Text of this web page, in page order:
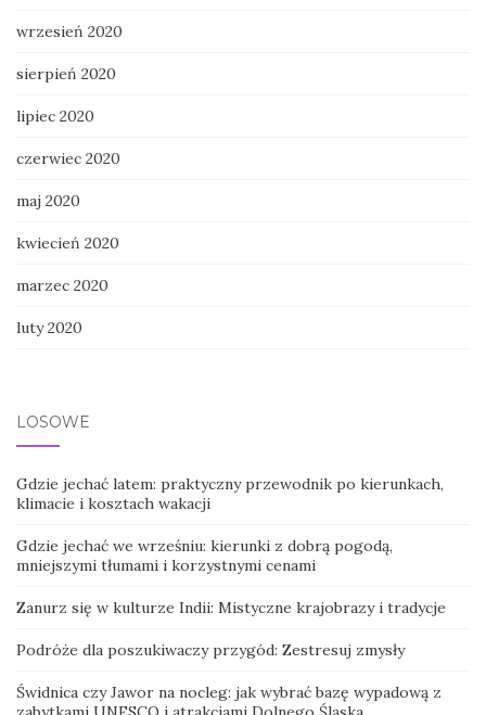
wrzesień 2020
sierpień 2020
lipiec 2020
czerwiec 2020
maj 2020
kwiecień 2020
marzec 2020
luty 2020
LOSOWE
Gdzie jechać latem: praktyczny przewodnik po kierunkach,
klimacie i kosztach wakacji
Gdzie jechać we wrześniu: kierunki z dobrą pogodą,
mniejszymi tłumami i korzystnymi cenami
Zanurz się w kulturze Indii: Mistyczne krajobrazy i tradycje
Podróże dla poszukiwaczy przygód: Zestresuj zmysły
Świdnica czy Jawor na nocleg: jak wybrać bazę wypadową z